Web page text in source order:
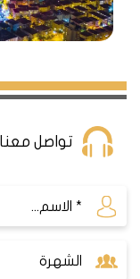
البلدية بأماكن
للأطفال ، ناهيك
ممتع مع العائلة .
يعتبر المنتزه
أحد أهم تلك
مثالياً لقضاء
تتمتع بيليك
تواصل